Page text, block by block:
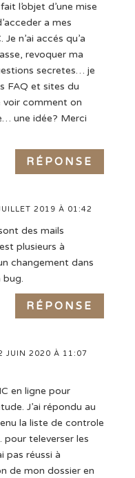
l’objet d’une mise
a mes
n’ai accés qu’a
revoquer ma
secretes… je
FAQ et sites du
voir comment on
une idée? Merci
RÉPONSE
2019 À 01:42
des mails
plusieurs à
changement dans
bug.
RÉPONSE
JUIN 2020 À 11:07
en ligne pour
J’ai répondu au
la liste de controle
pour televerser les
pas réussi à
de mon dossier en